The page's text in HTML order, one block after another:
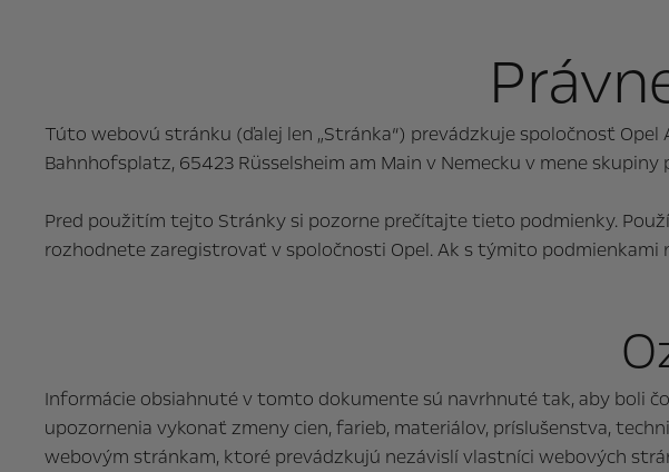
Túto webovú stránku (ďalej len „Stránka“) prevádzkuje spoločnosť
Bahnhofsplatz, 65423 Rüsselsheim am Main v Nemecku v mene
Pred použitím tejto Stránky si pozorne prečítajte tieto podmienky.
rozhodnete zaregistrovať v spoločnosti Opel. Ak s týmito
Informácie obsiahnuté v tomto dokumente sú navrhnuté tak, aby boli
upozornenia vykonať zmeny cien, farieb, materiálov, príslušenstva,
webovým stránkam, ktoré prevádzkujú nezávislí vlastníci webových